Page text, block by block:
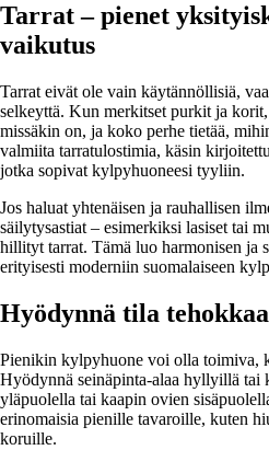
Tarrat – pienet
vaikutus
Tarrat eivät ole vain käytännöllisiä,
selkeyttä. Kun merkitset purkit ja
missäkin on, ja koko perhe tietää,
valmiita tarratulostimia, käsin
jotka sopivat kylpyhuoneesi tyyliin.
Jos haluat yhtenäisen ja rauhallisen
säilytysastiat – esimerkiksi lasiset tai
hillityt tarrat. Tämä luo harmonisen ja
erityisesti moderniin suomalaiseen
Hyödynnä tila
Pienikin kylpyhuone voi olla toimiva,
Hyödynnä seinäpinta-alaa hyllyillä tai
yläpuolella tai kaapin ovien
erinomaisia pienille tavaroille, kuten
koruille.